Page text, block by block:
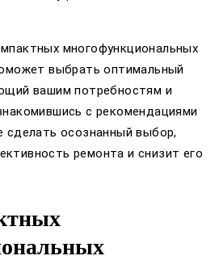
многофункциональных
выбрать оптимальный
вашим потребностям и
с рекомендациями
сделать осознанный выбор,
ремонта и снизит его